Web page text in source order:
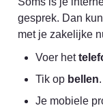
gesprek. Dan
met je zakelijke
Voer het
Tik op bellen.
Je mobiele